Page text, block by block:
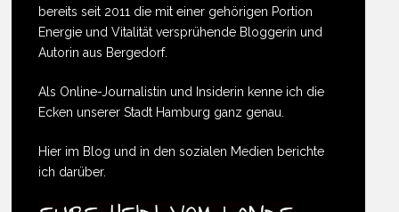
bereits seit 2011 die mit einer gehörigen Portion
Energie und Vitalität versprühende Bloggerin und
Autorin aus Bergedorf.
Als Online-Journalistin und Insiderin kenne ich die
Ecken unserer Stadt Hamburg ganz genau.
Hier im Blog und in den sozialen Medien berichte
ich darüber.